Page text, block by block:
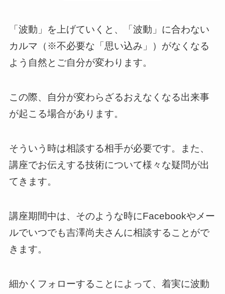
「波動」を上げていくと、「波動」に合わない
カルマ（※不必要な「思い込み」）がなくなる
よう自然とご自分が変わります。
この際、自分が変わらざるおえなくなる出来事
が起こる場合があります。
そういう時は相談する相手が必要です。また、
講座でお伝えする技術について様々な疑問が出
てきます。
講座期間中は、そのような時にFacebookやメー
ルでいつでも吉澤尚夫さんに相談することがで
きます。
細かくフォローすることによって、着実に波動